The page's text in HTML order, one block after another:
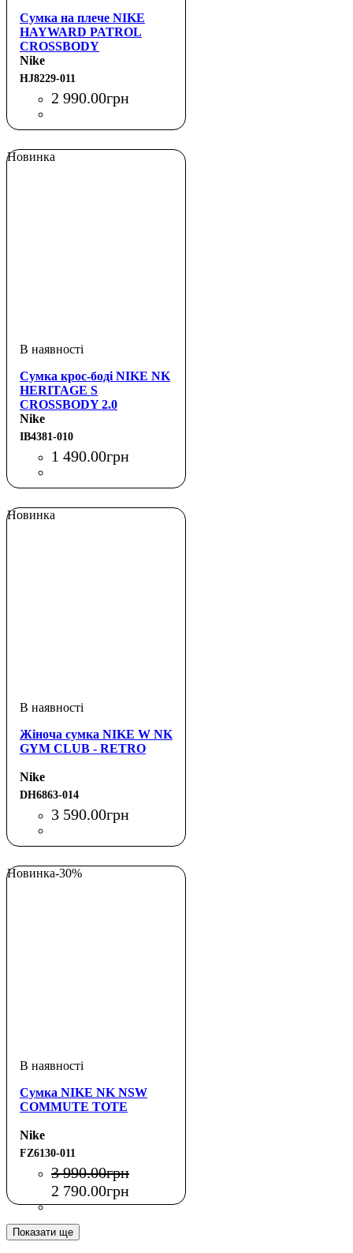
Сумка на плече NIKE
HAYWARD PATROL
CROSSBODY
Nike
HJ8229-011
2 990.00грн
Новинка
Сумка крос-боді NIKE NK
HERITAGE S
CROSSBODY 2.0
Nike
IB4381-010
1 490.00грн
Новинка
Жіноча сумка NIKE W NK
GYM CLUB - RETRO
Nike
DH6863-014
3 590.00грн
Новинка-30%
Сумка NIKE NK NSW
COMMUTE TOTE
Nike
FZ6130-011
3 990.00грн
2 790.00грн
Показати ще